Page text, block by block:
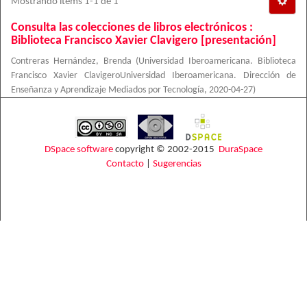
Consulta las colecciones de libros electrónicos :
Biblioteca Francisco Xavier Clavigero [presentación]
Contreras Hernández, Brenda (Universidad Iberoamericana. Biblioteca
Francisco Xavier ClavigeroUniversidad Iberoamericana. Dirección de
Enseñanza y Aprendizaje Mediados por Tecnología, 2020-04-27)
DSpace software copyright © 2002-2015 DuraSpace
Contacto| Sugerencias